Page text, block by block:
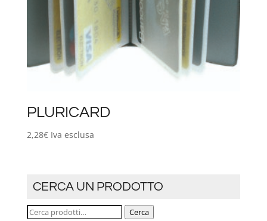
PLURICARD
2,28€ Iva esclusa
CERCA UN PRODOTTO
Cerca: Cerca